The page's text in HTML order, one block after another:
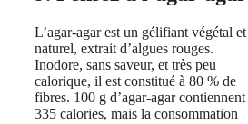
L’agar-agar est un gélifiant végétal et
naturel, extrait d’algues rouges.
Inodore, sans saveur, et très peu
calorique, il est constitué à 80 % de
fibres. 100 g d’agar-agar contiennent
335 calories, mais la consommation